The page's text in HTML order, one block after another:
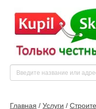
Главная / Услуги /